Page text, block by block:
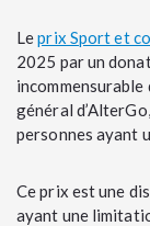
Leprix Sport et
2025 par un
général
personnes ayant
Ce prix est une
ayant une